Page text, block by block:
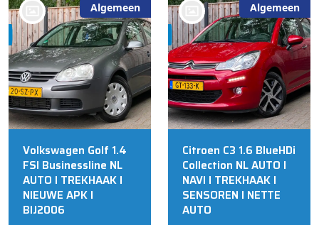
Algemeen
Volkswagen Golf 1.4
FSI Businessline NL
AUTO I TREKHAAK I
NIEUWE APK I
BIJ2006
Algemeen
Citroen C3 1.6 BlueHDi
Collection NL AUTO I
NAVI I TREKHAAK I
SENSOREN I NETTE
AUTO